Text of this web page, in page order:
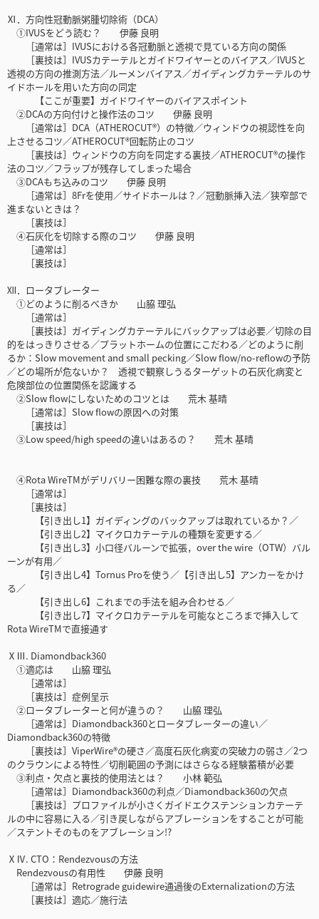
Ⅺ．方向性冠動脈粥腫切除術（DCA）
①IVUSをどう読む？ 伊藤 良明
［通常は］IVUSにおける各冠動脈と透視で見ている方向の関係
［裏技は］IVUSカテーテルとガイドワイヤーとのバイアス／IVUSと
透視の方向の推測方法／ルーメンバイアス／ガイディングカテーテルのサ
イドホールを用いた方向の同定
【ここが重要】ガイドワイヤーのバイアスポイント
②DCAの方向付けと操作法のコツ 伊藤 良明
［通常は］DCA（ATHEROCUT®）の特徴／ウィンドウの視認性を向
上させるコツ／ATHEROCUT®回転防止のコツ
［裏技は］ウィンドウの方向を同定する裏技／ATHEROCUT®の操作
法のコツ／フラップが残存してしまった場合
③DCAもち込みのコツ 伊藤 良明
［通常は］8Frを使用／サイドホールは？／冠動脈挿入法／狭窄部で
進まないときは？
［裏技は］
④石灰化を切除する際のコツ 伊藤 良明
［通常は］
［裏技は］
Ⅻ．ロータブレーター
①どのように削るべきか 山脇 理弘
［通常は］
［裏技は］ガイディングカテーテルにバックアップは必要／切除の目
的をはっきりさせる／プラットホームの位置にこだわる／どのように削
るか：Slow movement and small pecking／Slow flow/no-reflowの予防
／どの場所が危ないか？ 透視で観察しうるターゲットの石灰化病変と
危険部位の位置関係を認識する
②Slow flowにしないためのコツとは 荒木 基晴
［通常は］Slow flowの原因への対策
［裏技は］
③Low speed/high speedの違いはあるの？ 荒木 基晴
④Rota WireTMがデリバリー困難な際の裏技 荒木 基晴
［通常は］
［裏技は］
【引き出し1】ガイディングのバックアップは取れているか？／
【引き出し2】マイクロカテーテルの種類を変更する／
【引き出し3】小口径バルーンで拡張，over the wire（OTW）バル
ーンが有用／
【引き出し4】Tornus Proを使う／【引き出し5】アンカーをかけ
る／
【引き出し6】これまでの手法を組み合わせる／
【引き出し7】マイクロカテーテルを可能なところまで挿入して
Rota WireTMで直接通す
ⅩⅢ. Diamondback360
①適応は 山脇 理弘
［通常は］
［裏技は］症例呈示
②ロータブレーターと何が違うの？ 山脇 理弘
［通常は］Diamondback360とロータブレーターの違い／
Diamondback360の特徴
［裏技は］ViperWire®の硬さ／高度石灰化病変の突破力の弱さ／2つ
のクラウンによる特性／切削範囲の予測にはさらなる経験蓄積が必要
③利点・欠点と裏技的使用法とは？ 小林 範弘
［通常は］Diamondback360の利点／Diamondback360の欠点
［裏技は］プロファイルが小さくガイドエクステンションカテーテ
ルの中に容易に入る／引き戻しながらアブレーションをすることが可能
／ステントそのものをアブレーション!?
ⅩⅣ. CTO：Rendezvousの方法
Rendezvousの有用性 伊藤 良明
［通常は］Retrograde guidewire通過後のExternalizationの方法
［裏技は］適応／施行法